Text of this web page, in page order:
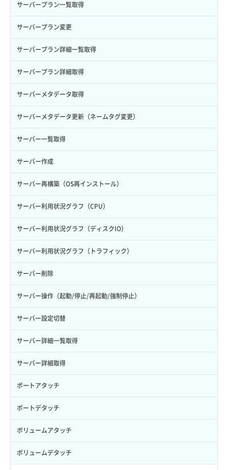
ロール削除
ロール更新
ロール詳細取得
ボリューム更新
ボリューム詳細一覧取得
ボリューム詳細取得
自動バックアップ有効化
自動バックアップ無効化
サーバープラン一覧取得
サーバープラン変更
サーバープラン詳細一覧取得
サーバープラン詳細取得
サーバーメタデータ取得
サーバーメタデータ更新（ネームタグ変更）
サーバー一覧取得
サーバー作成
サーバー再構築（OS再インストール）
サーバー利用状況グラフ（CPU）
サーバー利用状況グラフ（ディスクIO）
サーバー利用状況グラフ（トラフィック）
サーバー削除
サーバー操作（起動/停止/再起動/強制停止）
サーバー設定切替
サーバー詳細一覧取得
サーバー詳細取得
ポートアタッチ
ポートデタッチ
ボリュームアタッチ
ボリュームデタッチ